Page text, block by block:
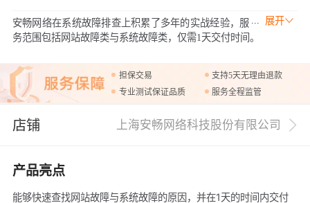
展开
安畅网络在系统故障排查上积累了多年的实战经验，服
务范围包括网站故障类与系统故障类，仅需1天交付时间。
担保交易
支持5天无理由退款
专业测试保证品质
服务全程监管
店铺 上海安畅网络科技股份有限公司
产品亮点
能够快速查找网站故障与系统故障的原因，并在1天的时间内交付